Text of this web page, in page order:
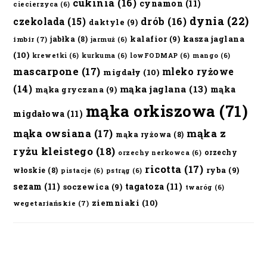
ciecierzyca (6) cukinia (16) cynamon (11)
czekolada (15) daktyle (9) drób (16) dynia (22)
imbir (7) jabłka (8) jarmuż (6) kalafior(9) kasza jaglana
(10) krewetki (6) kurkuma (6) lowFODMAP (6) mango (6)
mascarpone (17) migdały (10) mleko ryżowe
(14) mąka gryczana (9) mąka jaglana (13) mąka
migdałowa (11) mąka orkiszowa (71)
mąka owsiana (17) mąka ryżowa (8) mąka z
ryżu kleistego (18) orzechy nerkowca (6) orzechy
włoskie (8) pistacje (6) pstrąg (6) ricotta (17) ryba (9)
sezam (11) soczewica (9) tagatoza (11) twaróg (6)
wegetariańskie (7) ziemniaki (10)